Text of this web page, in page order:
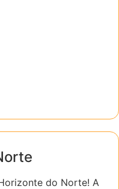
do Norte! A